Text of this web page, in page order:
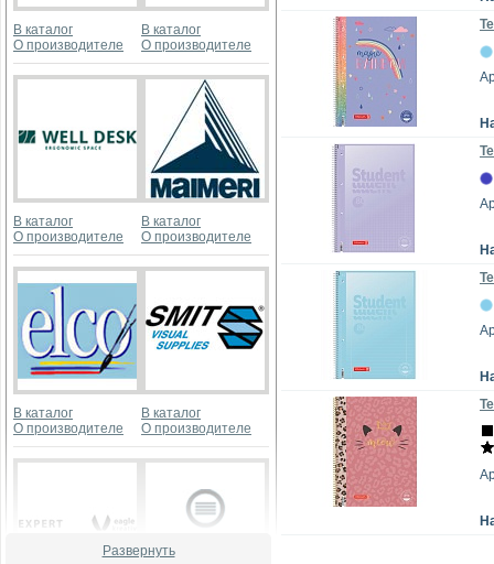
В каталог
О производителе
В каталог
О производителе
В каталог
О производителе
В каталог
О производителе
В каталог
О производителе
В каталог
О производителе
Развернуть